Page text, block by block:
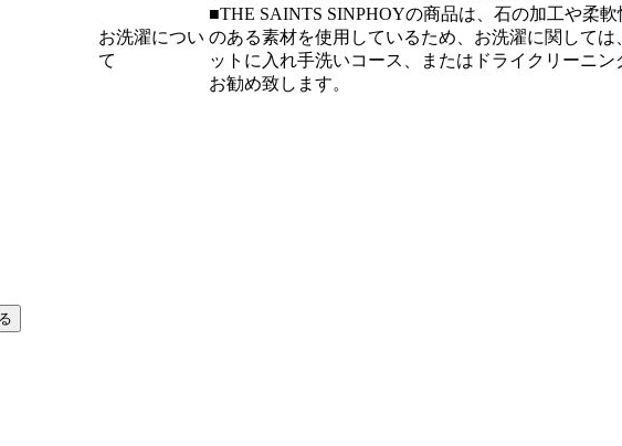
お洗濯につい
て
■THE SAINTS SINPHOYの商品は、石の加工や柔軟
のある素材を使用しているため、お洗濯に関しては
ットに入れ手洗いコース、またはドライクリーニン
お勧め致します。